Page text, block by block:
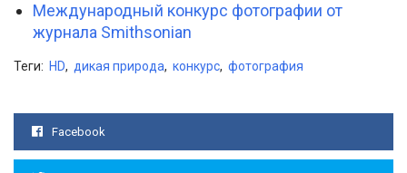
Международный конкурс фотографии от
журнала Smithsonian
Теги: HD, дикая природа, конкурс, фотография
Facebook